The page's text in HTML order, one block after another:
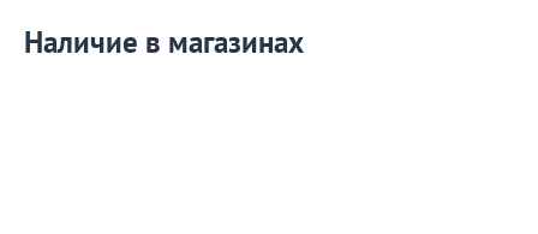
Наличие в магазинах